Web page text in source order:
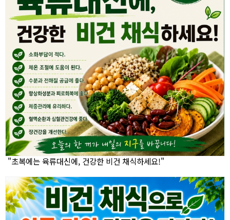
"초복에는 육류대신에, 건강한 비건 채식하세요!"